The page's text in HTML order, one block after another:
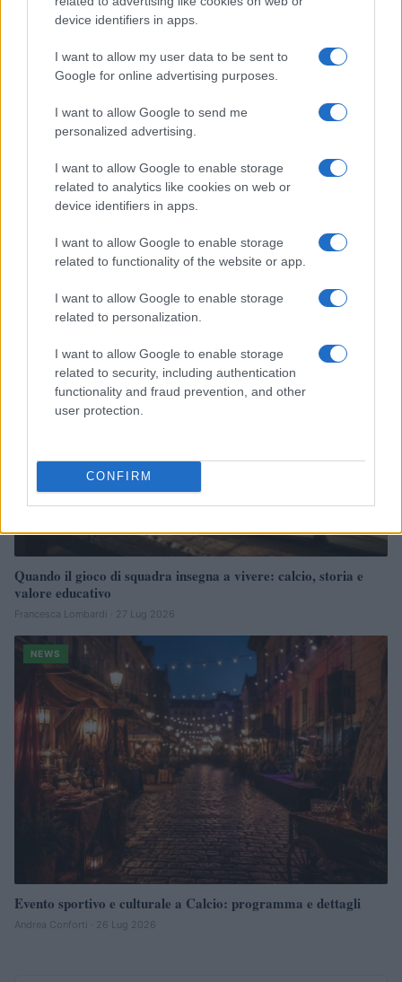
device identifiers in apps.
I want to allow my user data to be sent to
Google for online advertising purposes.
I want to allow Google to send me
personalized advertising.
I want to allow Google to enable storage
related to analytics like cookies on web or
device identifiers in apps.
I want to allow Google to enable storage
related to functionality of the website or app.
I want to allow Google to enable storage
related to personalization.
I want to allow Google to enable storage
related to security, including authentication
functionality and fraud prevention, and other
user protection.
CONFIRM
CSI Bergamo: Tra Corsi, Eventi e Protezione dei Dati
Personali
Quando il gioco di squadra insegna a vivere: calcio, storia e
valore educativo
Francesca Lombardi · 27 Lug 2026
NEWS
Evento sportivo e culturale a Calcio: programma e dettagli
Andrea Conforti · 26 Lug 2026